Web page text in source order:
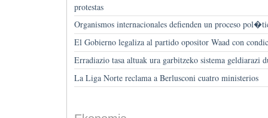
protestas
Organismos internacionales defienden un proceso
El Gobierno legaliza al partido opositor Waad con
Erradiazio tasa altuak ura garbitzeko sistema geldiarazi
La Liga Norte reclama a Berlusconi cuatro ministerios